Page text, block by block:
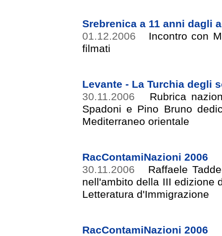
Srebrenica a 11 anni dagli
01.12.2006
Incontro con
filmati
Levante - La Turchia degli
30.11.2006
Rubrica
Spadoni e Pino Bruno
Mediterraneo orientale
RacContamiNazioni 2006
30.11.2006
Raffaele
nell'ambito della III edizione
Letteratura d'Immigrazione
RacContamiNazioni 2006